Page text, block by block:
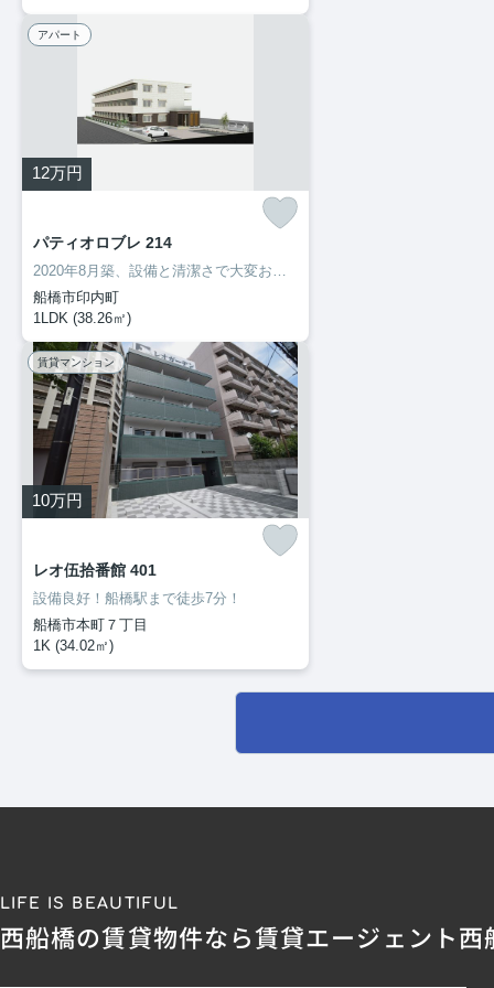
アパート
12万円
パティオロブレ 214
2020年8月築、設備と清潔さで大変おすすめです！
船橋市印内町
1LDK (38.26㎡)
賃貸マンション
10万円
レオ伍拾番館 401
設備良好！船橋駅まで徒歩7分！
船橋市本町７丁目
1K (34.02㎡)
LIFE IS BEAUTIFUL
西船橋の賃貸物件なら賃貸エージェント